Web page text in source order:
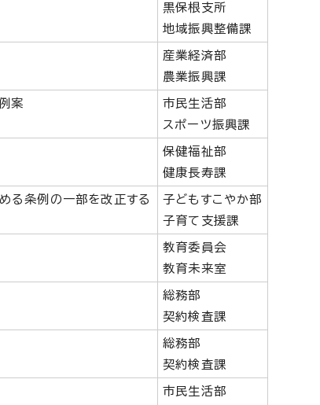
黒保根支所
地域振興整備課
産業経済部
農業振興課
案
市民生活部
スポーツ振興課
保健福祉部
健康長寿課
る条例の一部を改正する
子どもすこやか部
子育て支援課
教育委員会
教育未来室
総務部
契約検査課
総務部
契約検査課
市民生活部